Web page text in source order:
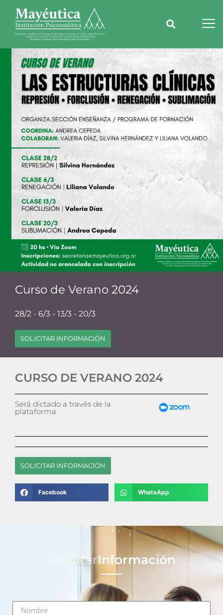
Curso de Verano 2024
28/2 - 6/3 - 13/3 - 20/3
SOLICITAR INFORMACIÓN
CURSO DE VERANO 2024
Será dictado a través de la
plataforma
SOLICITAR INFORMACIÓN
Facebook WhatsApp
SolicitarInformación